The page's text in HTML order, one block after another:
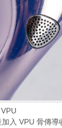
入 VPU 骨傳